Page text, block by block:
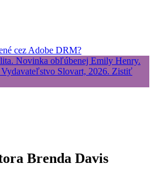
cez Adobe DRM?
Brenda Davis